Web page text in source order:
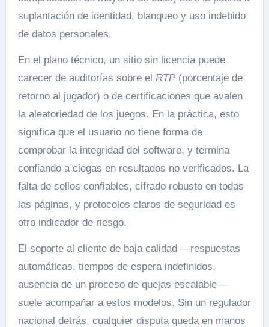
suplantación de identidad, blanqueo y uso indebido
de datos personales.
En el plano técnico, un sitio sin licencia puede
carecer de auditorías sobre el RTP(porcentaje de
retorno al jugador) o de certificaciones que avalen
la aleatoriedad de los juegos. En la práctica, esto
significa que el usuario no tiene forma de
comprobar la integridad del software, y termina
confiando a ciegas en resultados no verificados. La
falta de sellos confiables, cifrado robusto en todas
las páginas, y protocolos claros de seguridad es
otro indicador de riesgo.
El soporte al cliente de baja calidad —respuestas
automáticas, tiempos de espera indefinidos,
ausencia de un proceso de quejas escalable—
suele acompañar a estos modelos. Sin un regulador
nacional detrás, cualquier disputa queda en manos